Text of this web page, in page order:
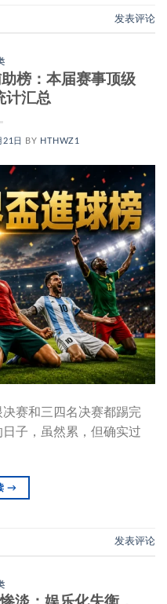
发表评论
榜：本届赛事顶级
计汇总
21日 BY HTHWZ1
赛和三四名决赛都踢完
子，虽然累，但确实过
→
发表评论